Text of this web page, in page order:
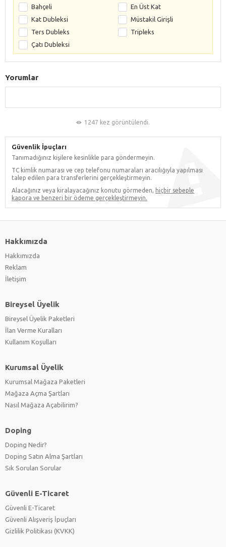
Bahçeli
En Üst Kat
Kat Dubleksi
Müstakil Girişli
Ters Dubleks
Tripleks
Çatı Dubleksi
Yorumlar
1247 kez görüntülendi.
Güvenlik İpuçları
Tanımadığınız kişilere kesinlikle para göndermeyin.
TC kimlik numarası ve cep telefonu numaraları aracılığıyla yapılması
talep edilen para transferlerini gerçekleştirmeyin.
Alacağınız veya kiralayacağınız konutu görmeden, hiçbir sebeple
kapora ve benzeri bir ödeme gerçekleştirmeyin.
Hakkımızda
Hakkımızda
Reklam
İletişim
Bireysel Üyelik
Bireysel Üyelik Paketleri
İlan Verme Kuralları
Kullanım Koşulları
Kurumsal Üyelik
Kurumsal Mağaza Paketleri
Mağaza Açma Şartları
Nasıl Mağaza Açabilirim?
Doping
Doping Nedir?
Doping Satın Alma Şartları
Sık Sorulan Sorular
Güvenli E-Ticaret
Güvenli E-Ticaret
Güvenli Alışveriş İpuçları
Gizlilik Politikası (KVKK)